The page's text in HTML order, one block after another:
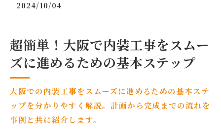
2024/10/04
超簡単！大阪で内装工事をスムー
ズに進めるための基本ステップ
大阪での内装工事をスムーズに進めるための基本ステ
ップを分かりやすく解説。計画から完成までの流れを
事例と共に紹介します。